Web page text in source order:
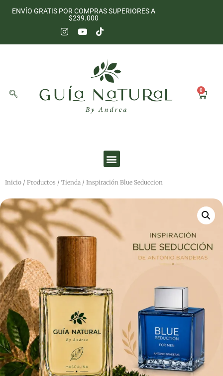
ENVÍO GRATIS POR COMPRAS SUPERIORES A
$239.000
0
Inicio / Productos / Tienda / Inspiración Blue Seduccion